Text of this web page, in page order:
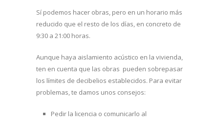
Sí podemos hacer obras, pero en un horario más
reducido que el resto de los días, en concreto de
9:30 a 21:00 horas.
Aunque haya aislamiento acústico en la vivienda,
ten en cuenta que las obras pueden sobrepasar
los límites de decibelios establecidos. Para evitar
problemas, te damos unos consejos:
Pedir la licencia o comunicarlo al